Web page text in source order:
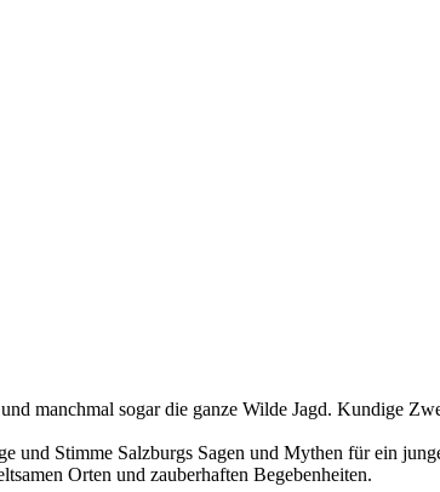
manchmal sogar die ganze Wilde Jagd. Kundige
und Stimme Salzburgs Sagen und Mythen für ein
Orten und zauberhaften Begebenheiten.